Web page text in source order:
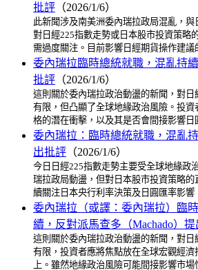
批評 （2026/1/6）
此新聞涉及南美洲委內瑞拉政局混亂，與
對日經225指數走勢或日本股市投資策略
需過度關注。目前影響日經期貨操作建
委內瑞拉臨時總統就職，混亂持
批評 （2026/1/6）
這則關於委內瑞拉政治動盪的新聞，對
有限，但凸顯了全球地緣政治風險。投
格的潛在衝擊，以及其是否會間接影響日
委內瑞拉：臨時總統就職，混亂
出批評 （2026/1/6）
今日日經225指數走勢主要受全球地緣政
瑞拉政局動盪，但對日本股市投資策略
續關注日本央行利率決策及日圓匯率影
委內瑞拉（或譯：委內瑞拉）臨
續，反對派馬查多（Machado）
這則關於委內瑞拉政治動盪的新聞，對
有限，投資者應將焦點放在全球宏觀經
上。雖然地緣政治風險可能間接影響市